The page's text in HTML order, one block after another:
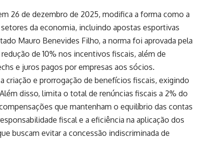
26 de dezembro de 2025, modifica a forma como a
da economia, incluindo apostas esportivas
Mauro Benevides Filho, a norma foi aprovada pela
de 10% nos incentivos fiscais, além de
e juros pagos por empresas aos sócios.
criação e prorrogação de benefícios fiscais, exigindo
disso, limita o total de renúncias fiscais a 2% do
que mantenham o equilíbrio das contas
fiscal e a eficiência na aplicação dos
buscam evitar a concessão indiscriminada de